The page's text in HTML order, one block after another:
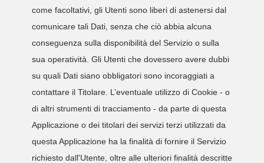
come facoltativi, gli Utenti sono liberi di astenersi dal
comunicare tali Dati, senza che ciò abbia alcuna
conseguenza sulla disponibilità del Servizio o sulla
sua operatività. Gli Utenti che dovessero avere dubbi
su quali Dati siano obbligatori sono incoraggiati a
contattare il Titolare. L’eventuale utilizzo di Cookie - o
di altri strumenti di tracciamento - da parte di questa
Applicazione o dei titolari dei servizi terzi utilizzati da
questa Applicazione ha la finalità di fornire il Servizio
richiesto dall'Utente, oltre alle ulteriori finalità descritte